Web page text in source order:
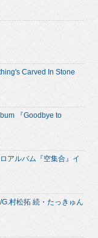
Carved In Stone
『Goodbye to
アルバム『空集合』イ
村松拓 続・たっきゅん